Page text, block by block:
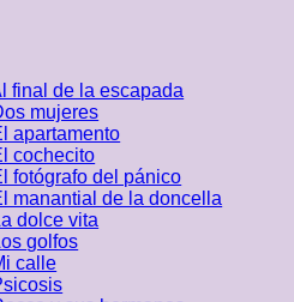
final de la escapada
mujeres
apartamento
cochecito
fotógrafo del pánico
manantial de la doncella
dolce vita
golfos
calle